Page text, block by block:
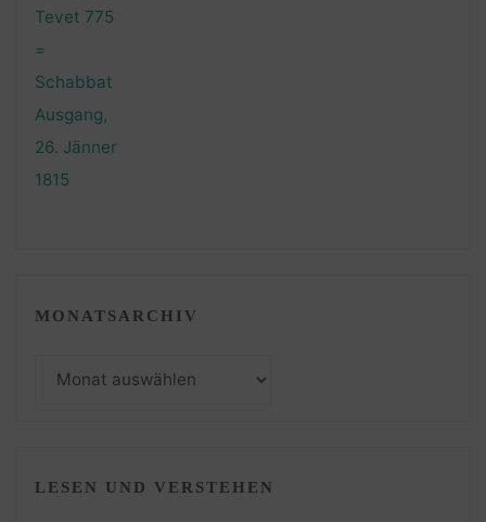
MONATSARCHIV
Monatsarchiv
LESEN UND VERSTEHEN